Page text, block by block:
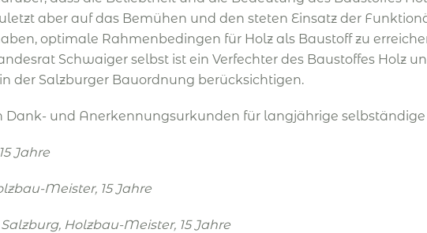
aber auf das Bemühen und den steten Einsatz der
optimale Rahmenbedingen für Holz als Baustoff zu
Schwaiger selbst ist ein Verfechter des Baustoffes Holz
der Salzburger Bauordnung berücksichtigen.
und Anerkennungsurkunden für langjährige selbständige
Jahre
Meister, 15 Jahre
, Holzbau-Meister, 15 Jahre